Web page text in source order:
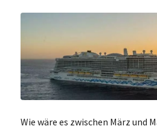
Wie wäre es zwischen März und